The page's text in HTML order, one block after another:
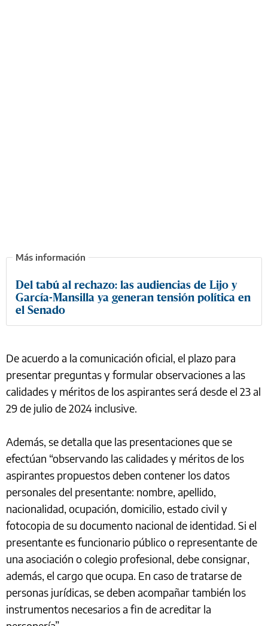
Del tabú al rechazo: las audiencias de Lijo y
García-Mansilla ya generan tensión política en
el Senado
De acuerdo a la comunicación oficial, el plazo para
presentar preguntas y formular observaciones a las
calidades y méritos de los aspirantes será desde el 23 al
29 de julio de 2024 inclusive.
Además, se detalla que las presentaciones que se
efectúan “observando las calidades y méritos de los
aspirantes propuestos deben contener los datos
personales del presentante: nombre, apellido,
nacionalidad, ocupación, domicilio, estado civil y
fotocopia de su documento nacional de identidad. Si el
presentante es funcionario público o representante de
una asociación o colegio profesional, debe consignar,
además, el cargo que ocupa. En caso de tratarse de
personas jurídicas, se deben acompañar también los
instrumentos necesarios a fin de acreditar la